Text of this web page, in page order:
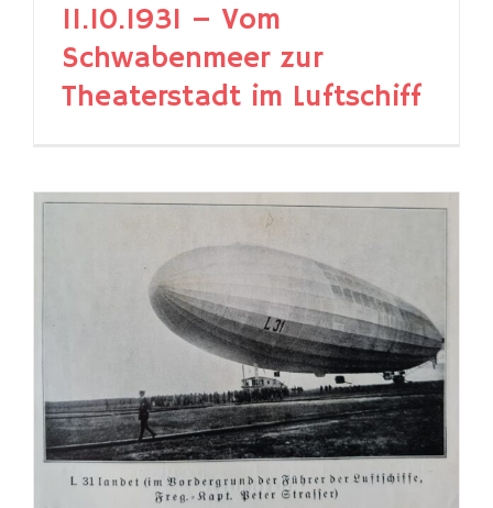
11.10.1931 – Vom
Schwabenmeer zur
Theaterstadt im Luftschiff